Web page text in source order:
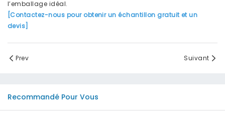
l’emballage idéal.
[Contactez-nous pour obtenir un échantillon gratuit et un
devis]
Prev Suivant
Recommandé Pour Vous